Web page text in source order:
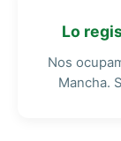
Lo
Nos
Mancha.